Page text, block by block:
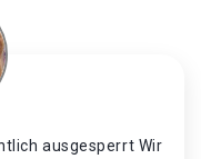
ausgesperrt Wir